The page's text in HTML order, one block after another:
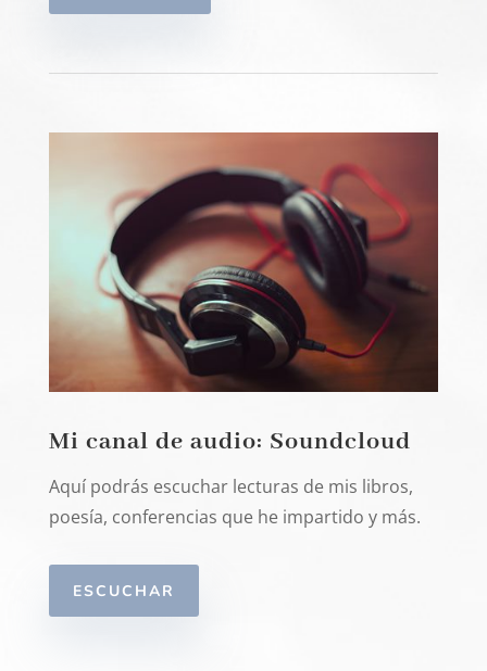
Mi canal de audio: Soundcloud
Aquí podrás escuchar lecturas de mis libros,
poesía, conferencias que he impartido y más.
ESCUCHAR